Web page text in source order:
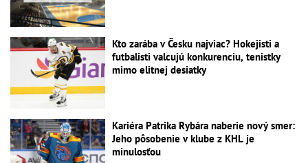
Kto zarába v Česku najviac? Hokejisti a
futbalisti valcujú konkurenciu, tenistky
mimo elitnej desiatky
Kariéra Patrika Rybára naberie nový smer:
Jeho pôsobenie v klube z KHL je
minulosťou